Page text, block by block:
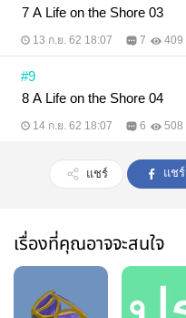
7 A Life on the Shore 03
13 ก.ย. 62 18:07 7 409
#9
8 A Life on the Shore 04
14 ก.ย. 62 18:07 6 508
แชร์ แชร์
เรื่องที่คุณอาจจะสนใจ